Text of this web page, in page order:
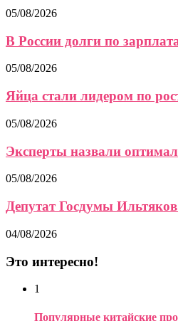
05/08/2026
В России долги по
05/08/2026
Яйца стали лидером по
05/08/2026
Эксперты назвали
05/08/2026
Депутат Госдумы
04/08/2026
Это интересно!
1
Популярные китайские